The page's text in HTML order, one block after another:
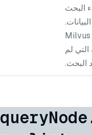
البحث
يتم تعيين هذا افتراضيًا إلى صواب، مما يشير إلى أن Milvus
لم
البحث.